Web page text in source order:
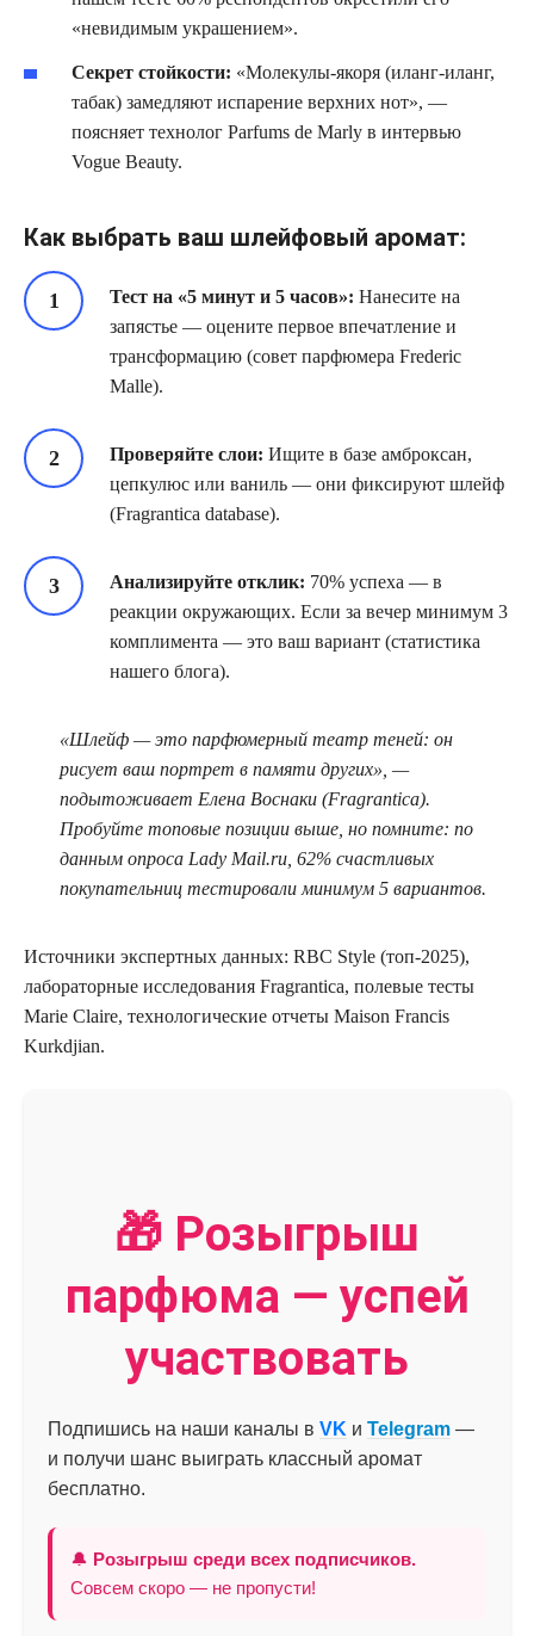
«невидимым украшением».
Секрет стойкости: «Молекулы-якоря (иланг-иланг,
табак) замедляют испарение верхних нот», —
поясняет технолог Parfums de Marly в интервью
Vogue Beauty.
Как выбрать ваш шлейфовый аромат:
Тест на «5 минут и 5 часов»: Нанесите на
запястье — оцените первое впечатление и
трансформацию (совет парфюмера Frederic
Malle).
Проверяйте слои: Ищите в базе амброксан,
цепкулюс или ваниль — они фиксируют шлейф
(Fragrantica database).
Анализируйте отклик: 70% успеха — в
реакции окружающих. Если за вечер минимум 3
комплимента — это ваш вариант (статистика
нашего блога).
«Шлейф — это парфюмерный театр теней: он
рисует ваш портрет в памяти других», —
подытоживает Елена Воснаки (Fragrantica).
Пробуйте топовые позиции выше, но помните: по
данным опроса Lady Mail.ru, 62% счастливых
покупательниц тестировали минимум 5 вариантов.
Источники экспертных данных: RBC Style (топ-2025),
лабораторные исследования Fragrantica, полевые тесты
Marie Claire, технологические отчеты Maison Francis
Kurkdjian.
🎁 Розыгрыш
парфюма — успей
участвовать
Подпишись на наши каналы в VK и Telegram —
и получи шанс выиграть классный аромат
бесплатно.
🔔 Розыгрыш среди всех подписчиков.
Совсем скоро — не пропусти!